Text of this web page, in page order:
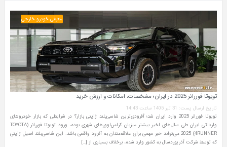
معرفی خودرو خارجی
تویوتا فوررانر 2025 در ایران؛ مشخصات، امکانات و ارزش خرید
تاریخ ارسال پست: 31 تیر 1405 ساعت 14:43
تویوتا فوررانر 2025 وارد ایران شد؛ آفرودی‌ترین شاسی‌بلند ژاپنی بازار؟ در شرایطی که بازار خودروهای
وارداتی ایران طی سال‌های اخیر بیشتر میزبان کراس‌اوورهای شهری بوده، ورود تویوتا فوررانر (TOYOTA
4RUNNER) 2025 می‌تواند خبر مهمی برای علاقه‌مندان به آفرود واقعی باشد. این شاسی‌بلند اصیل ژاپنی
که توسط شرکت آذریوردسال به کشور وارد شده، برخلاف بسیاری از […]